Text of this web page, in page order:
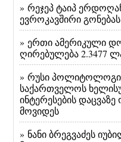
» რეჯეპ ტაიპ
ევროკავშირი
» ერთი ამერიკული
ღირებულება 2.3477
» რუსი
საქართველოს
ინტერესების
მოვიდეს
» ნანი ბრეგვაძეს